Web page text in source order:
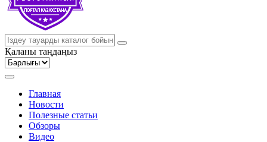
Қаланы таңдаңыз
Главная
Новости
Полезные статьи
Обзоры
Видео